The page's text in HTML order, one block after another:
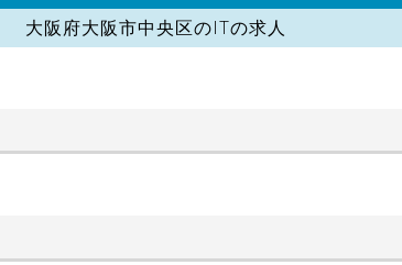
大阪府大阪市中央区のITの求人